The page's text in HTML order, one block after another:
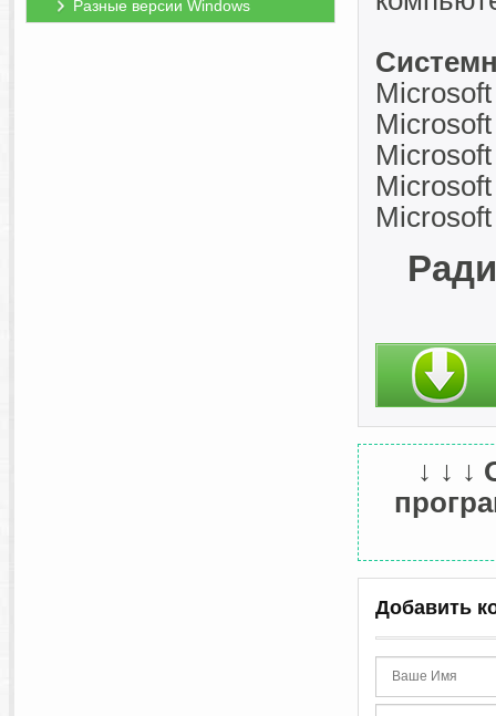
Разные версии Windows
↓ ↓ ↓
Добавить